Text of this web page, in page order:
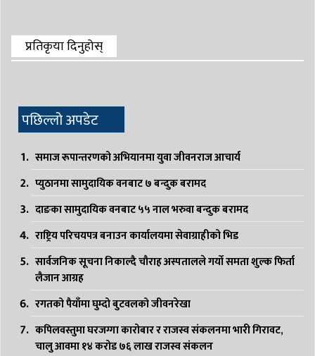
प्रतिकृया दिनुहोस्
पछिल्लो अपडेट
समाज रूपान्तरणको अभियानमा युवा जीवनराज आचार्य
प्युठानमा सामुदायिक वनबाट ७ बन्दुक बरामद
दाङका सामुदायिक वनबाट ५५ नाल भरुवा बन्दुक बरामद
राष्ट्रिय परिचयपत्र बनाउन कार्यालयमा सेवाग्राहीको भिड
सार्वजनिक सूचना निकाल्दै चौराह अस्पतालले गर्यो समता शुल्क फिर्ता
लैजान आग्रह
रगतको पैयाँमा घुम्दो बुटवलको जीवनरेखा
कपिलवस्तुमा घरजग्गा कारोबार र राजस्व संकलनमा भारी गिरावट,
चालु आवमा १४ करोड ७६ लाख राजस्व संकलन